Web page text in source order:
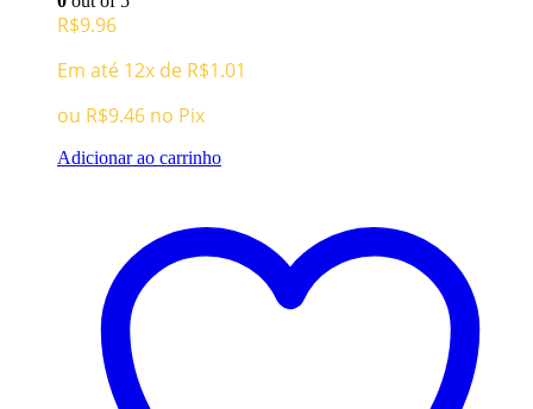
R$9.96
Em até 12x de R$1.01
ou R$9.46 no Pix
Adicionar ao carrinho